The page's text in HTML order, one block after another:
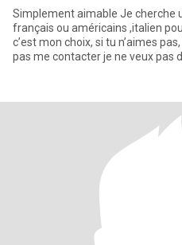
Simplement aimable Je cherche
français ou américains ,italien
c’est mon choix, si tu n’aimes